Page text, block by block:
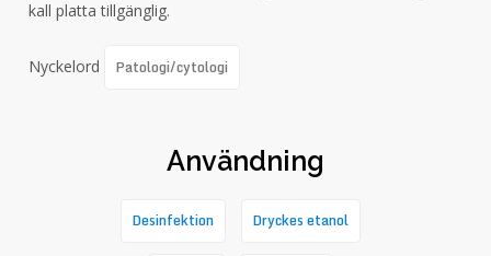
kall platta tillgänglig.
Nyckelord Patologi/cytologi
Användning
Desinfektion Dryckes etanol